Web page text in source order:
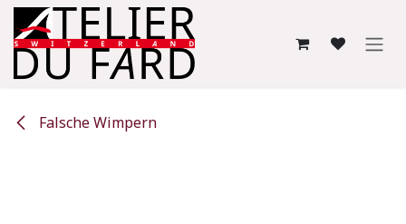
Zum Inhalt springen
Falsche Wimpern